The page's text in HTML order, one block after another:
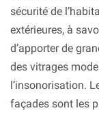
sécurité de
extérieures, à
d’apporter de
des vitrages
l’insonorisation.
façades sont les